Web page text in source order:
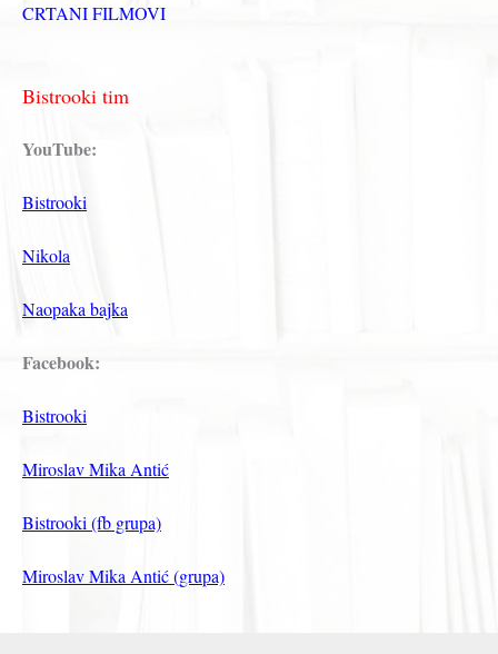
CRTANI FILMOVI
Bistrooki tim
YouTube:
Bistrooki
Nikola
Naopaka bajka
Facebook:
Bistrooki
Miroslav Mika Antić
Bistrooki (fb grupa)
Miroslav Mika Antić (grupa)